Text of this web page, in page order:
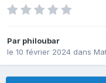
Par philoubar
le 10 février 2024 dans